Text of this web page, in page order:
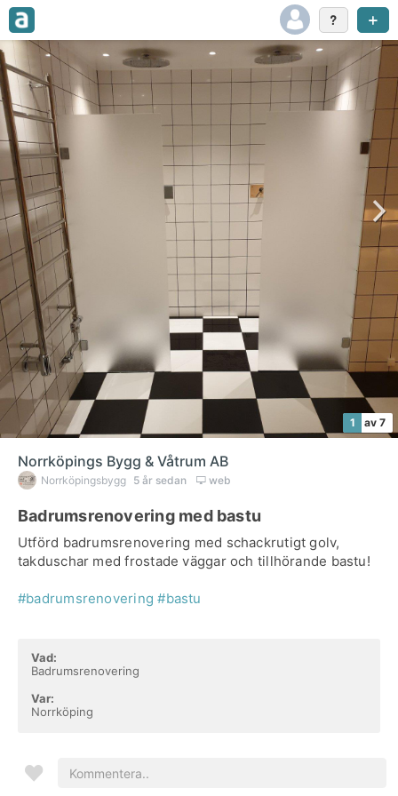
1 av 7
Norrköpings Bygg & Våtrum AB
Norrköpingsbygg 5 år sedan web
Badrumsrenovering med bastu
Utförd badrumsrenovering med schackrutigt golv,
takduschar med frostade väggar och tillhörande bastu!
#badrumsrenovering #bastu
Vad:
Badrumsrenovering
Var:
Norrköping